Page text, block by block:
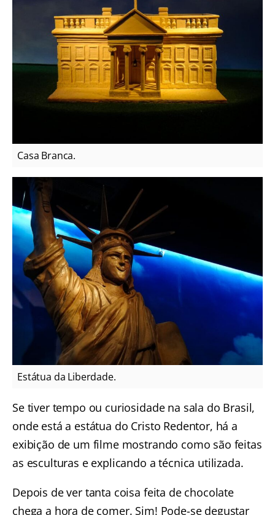
Casa Branca.
Estátua da Liberdade.
Se tiver tempo ou curiosidade na sala do Brasil,
onde está a estátua do Cristo Redentor, há a
exibição de um filme mostrando como são feitas
as esculturas e explicando a técnica utilizada.
Depois de ver tanta coisa feita de chocolate
chega a hora de comer. Sim! Pode-se degustar